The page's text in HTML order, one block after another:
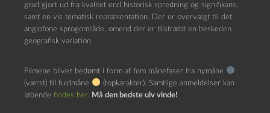
grad gjort ud fra kvalitet end historisk spredning og signifikans,
samt en vis tematisk repræsentation. Der er overvægt til det
anglofone sprogområde, omend der er tilstræbt en beskeden
geografisk variation.
Filmene bliver bedømt i form af fem månefaser fra nymåne
(værst) til fuldmåne
(topkarakter). Samtlige anmeldelser kan
løbende findes her. Må den bedste ulv vinde!